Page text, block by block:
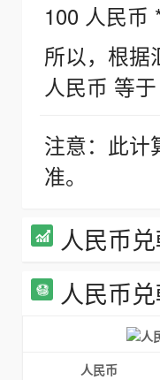
100 人民币
所以，根据
人民币 等
注意：此计
准。
人民币
人民币
人民币